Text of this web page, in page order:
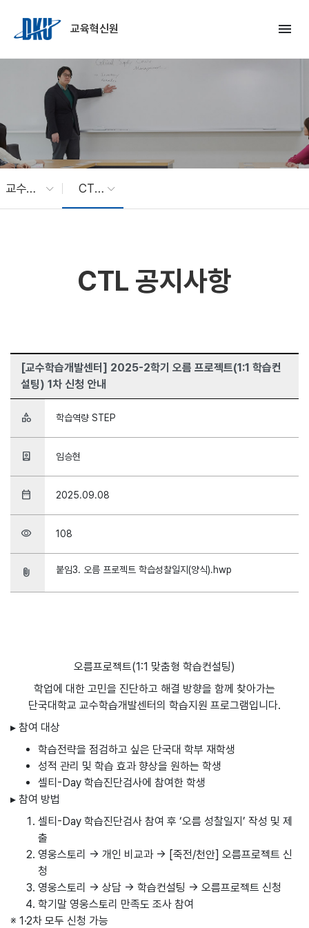
교육혁신원
menu
교수학습개발센터 CTL 공지사항
CTL 공지사항
[교수학습개발센터] 2025-2학기 오름 프로젝트(1:1 학습컨
설팅) 1차 신청 안내
category 학습역량 STEP
person_book 임승현
date_range 2025.09.08
visibility 108
attach_file 붙임3. 오름 프로젝트 학습성찰일지(양식).hwp
오름프로젝트(1:1 맞춤형 학습컨설팅)
학업에 대한 고민을 진단하고 해결 방향을 함께 찾아가는
단국대학교 교수학습개발센터의 학습지원 프로그램입니다.
▸ 참여 대상
학습전략을 점검하고 싶은 단국대 학부 재학생
성적 관리 및 학습 효과 향상을 원하는 학생
셀티-Day 학습진단검사에 참여한 학생
▸ 참여 방법
셀티-Day 학습진단검사 참여 후 ‘오름 성찰일지’ 작성 및 제
출
영웅스토리 → 개인 비교과 → [죽전/천안] 오름프로젝트 신
청
영웅스토리 → 상담 → 학습컨설팅 → 오름프로젝트 신청
학기말 영웅스토리 만족도 조사 참여
※ 1·2차 모두 신청 가능